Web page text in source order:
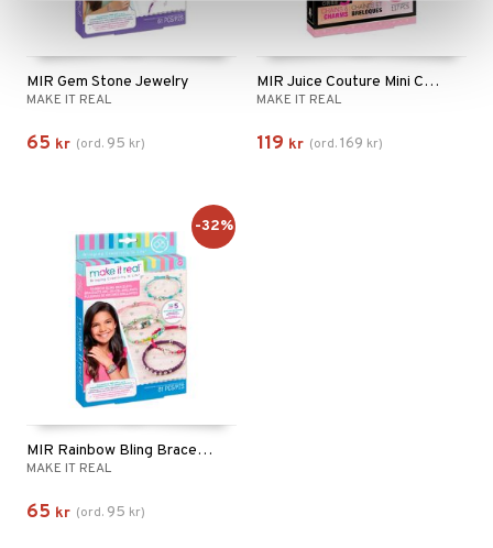
MIR Gem Stone Jewelry
MAKE IT REAL
65 kr (ord. 95 kr)
MIR Juice Couture Mini Chains & Charms
MAKE IT REAL
119 kr (ord.169 kr)
MIR Rainbow Bling Bracelets
MAKE IT REAL
65 kr (ord. 95 kr)
-32%